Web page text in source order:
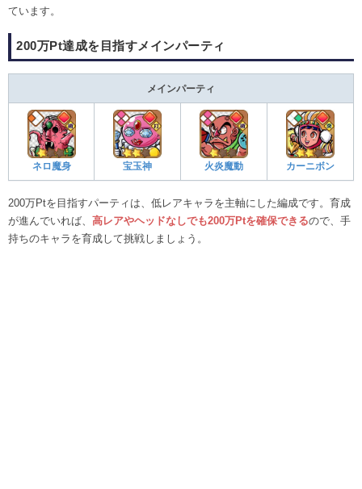
ています。
200万Pt達成を目指すメインパーティ
メインパーティ
ネロ魔身 宝玉神 火炎魔動 カーニボン
200万Ptを目指すパーティは、低レアキャラを主軸にした編成です。育成
が進んでいれば、 高レアやヘッドなしでも200万Ptを確保できるので、手
持ちのキャラを育成して挑戦しましょう。